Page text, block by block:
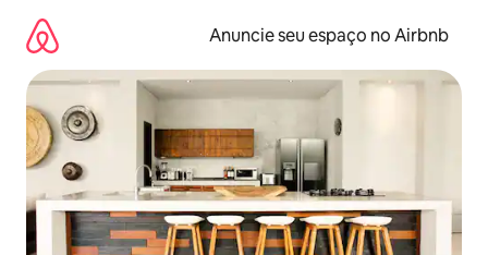
para
conteúdo
Anuncie seu espaço no Airbnb